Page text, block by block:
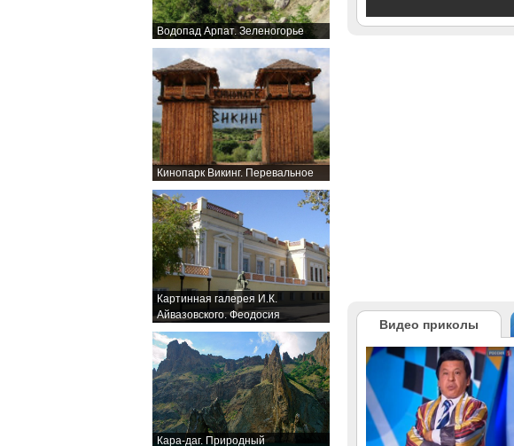
Водопад Арпат. Зеленогорье
Кинопарк Викинг. Перевальное
Картинная галерея И.К.
Айвазовского. Феодосия
Кара-даг. Природный
Видео приколы